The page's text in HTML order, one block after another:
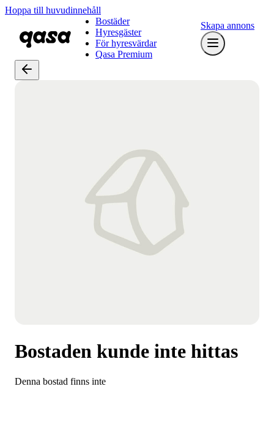
Hoppa till huvudinnehåll
Bostäder
Hyresgäster
För hyresvärdar
Qasa Premium
Skapa annons
Bostaden kunde inte hittas
Denna bostad finns inte